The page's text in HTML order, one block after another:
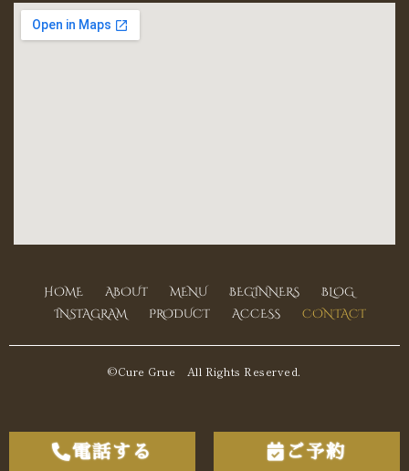
HOME ABOUT MENU BEGINNERS
BLOG
INSTAGRAM
PRODUCT ACCESS CONTACT
©Cure Grue All Rights Reserved.
電話する ご予約